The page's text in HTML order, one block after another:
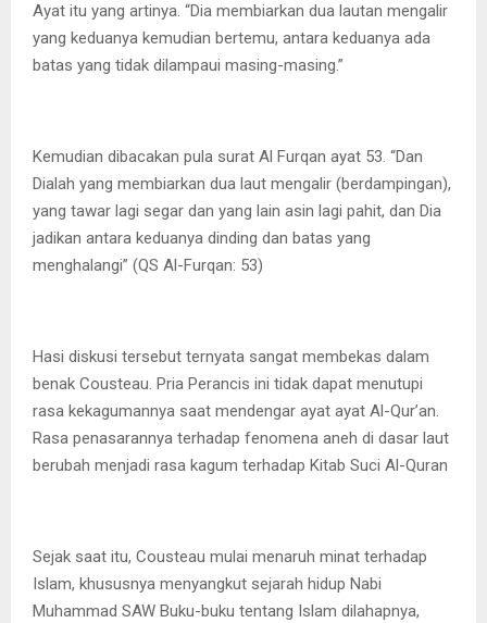
Ayat itu yang artinya. “Dia membiarkan dua lautan mengalir
yang keduanya kemudian bertemu, antara keduanya ada
batas yang tidak dilampaui masing-masing.”
Kemudian dibacakan pula surat Al Furqan ayat 53. “Dan
Dialah yang membiarkan dua laut mengalir (berdampingan),
yang tawar lagi segar dan yang lain asin lagi pahit, dan Dia
jadikan antara keduanya dinding dan batas yang
menghalangi” (QS Al-Furqan: 53)
Hasi diskusi tersebut ternyata sangat membekas dalam
benak Cousteau. Pria Perancis ini tidak dapat menutupi
rasa kekagumannya saat mendengar ayat ayat Al-Qur’an.
Rasa penasarannya terhadap fenomena aneh di dasar laut
berubah menjadi rasa kagum terhadap Kitab Suci Al-Quran
Sejak saat itu, Cousteau mulai menaruh minat terhadap
Islam, khususnya menyangkut sejarah hidup Nabi
Muhammad SAW Buku-buku tentang Islam dilahapnya,